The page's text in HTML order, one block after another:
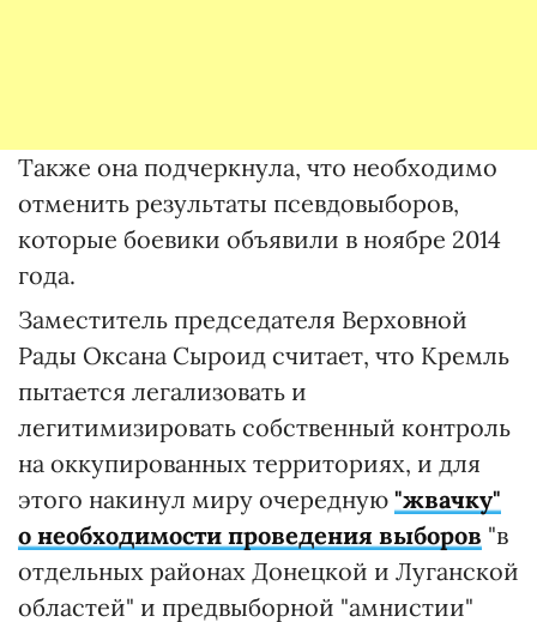
Также она подчеркнула, что необходимо
отменить результаты псевдовыборов,
которые боевики объявили в ноябре 2014
года.
Заместитель председателя Верховной
Рады Оксана Сыроид считает, что Кремль
пытается легализовать и
легитимизировать собственный контроль
на оккупированных территориях, и для
этого накинул миру очередную "жвачку"
о необходимости проведения выборов "в
отдельных районах Донецкой и Луганской
областей" и предвыборной "амнистии"